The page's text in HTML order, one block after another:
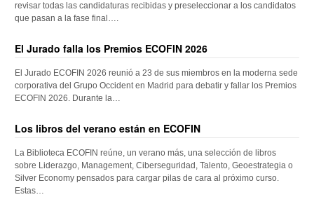
revisar todas las candidaturas recibidas y preseleccionar a los candidatos
que pasan a la fase final….
El Jurado falla los Premios ECOFIN 2026
El Jurado ECOFIN 2026 reunió a 23 de sus miembros en la moderna sede
corporativa del Grupo Occident en Madrid para debatir y fallar los Premios
ECOFIN 2026. Durante la…
Los libros del verano están en ECOFIN
La Biblioteca ECOFIN reúne, un verano más, una selección de libros
sobre Liderazgo, Management, Ciberseguridad, Talento, Geoestrategia o
Silver Economy pensados para cargar pilas de cara al próximo curso.
Estas…